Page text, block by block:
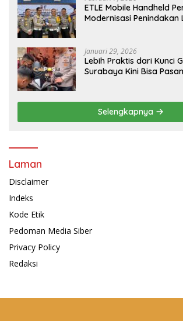
ETLE Mobile Handheld
Modernisasi Penindakan
Januari 29, 2026
Lebih Praktis dari Kunci
Surabaya Kini Bisa
Selengkapnya
Laman
Disclaimer
Indeks
Kode Etik
Pedoman Media Siber
Privacy Policy
Redaksi